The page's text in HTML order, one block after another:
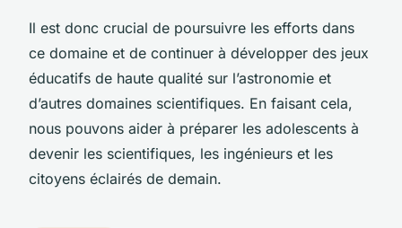
Il est donc crucial de poursuivre les efforts dans
ce domaine et de continuer à développer des jeux
éducatifs de haute qualité sur l’astronomie et
d’autres domaines scientifiques. En faisant cela,
nous pouvons aider à préparer les adolescents à
devenir les scientifiques, les ingénieurs et les
citoyens éclairés de demain.